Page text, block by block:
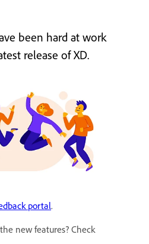
been hard at work
release of XD.
portal.
new features? Check